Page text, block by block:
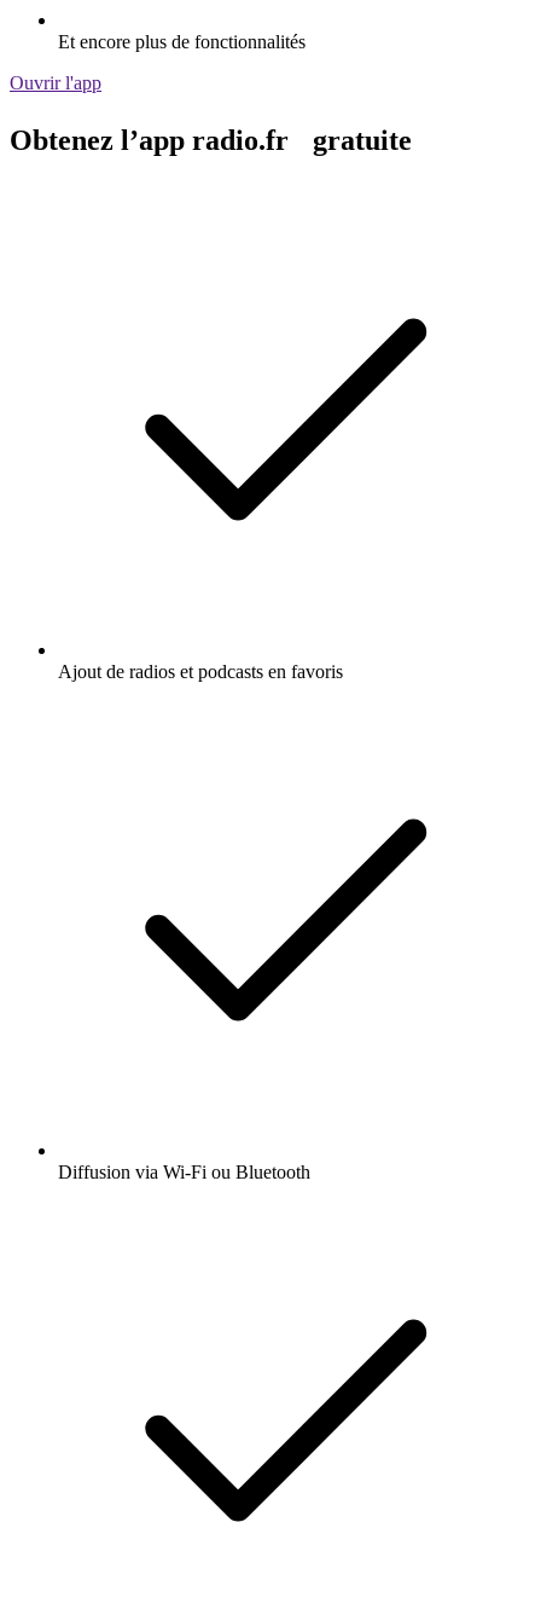
Et encore plus de fonctionnalités
Ouvrir l'app
Obtenez l’app radio.fr gratuite
Ajout de radios et podcasts en favoris
Diffusion via Wi-Fi ou Bluetooth